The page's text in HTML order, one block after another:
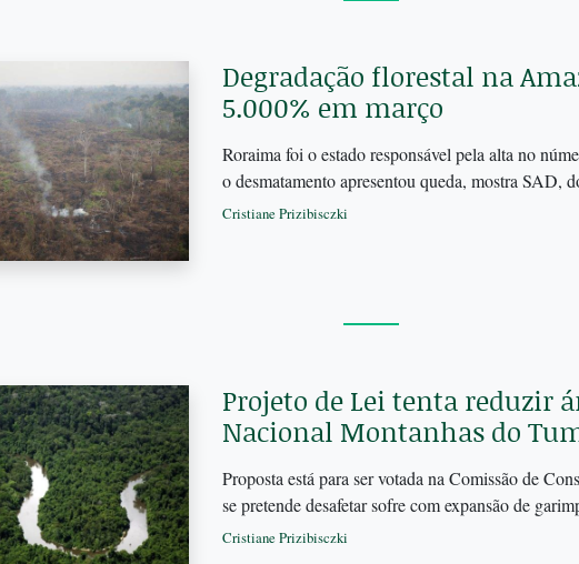
Degradação florestal na
5.000% em março
Roraima foi o estado responsável pela alta no
o desmatamento apresentou queda, mostra SAD,
Cristiane Prizibisczki
Projeto de Lei tenta reduzir
Nacional Montanhas do
Proposta está para ser votada na Comissão de
se pretende desafetar sofre com expansão de
Cristiane Prizibisczki